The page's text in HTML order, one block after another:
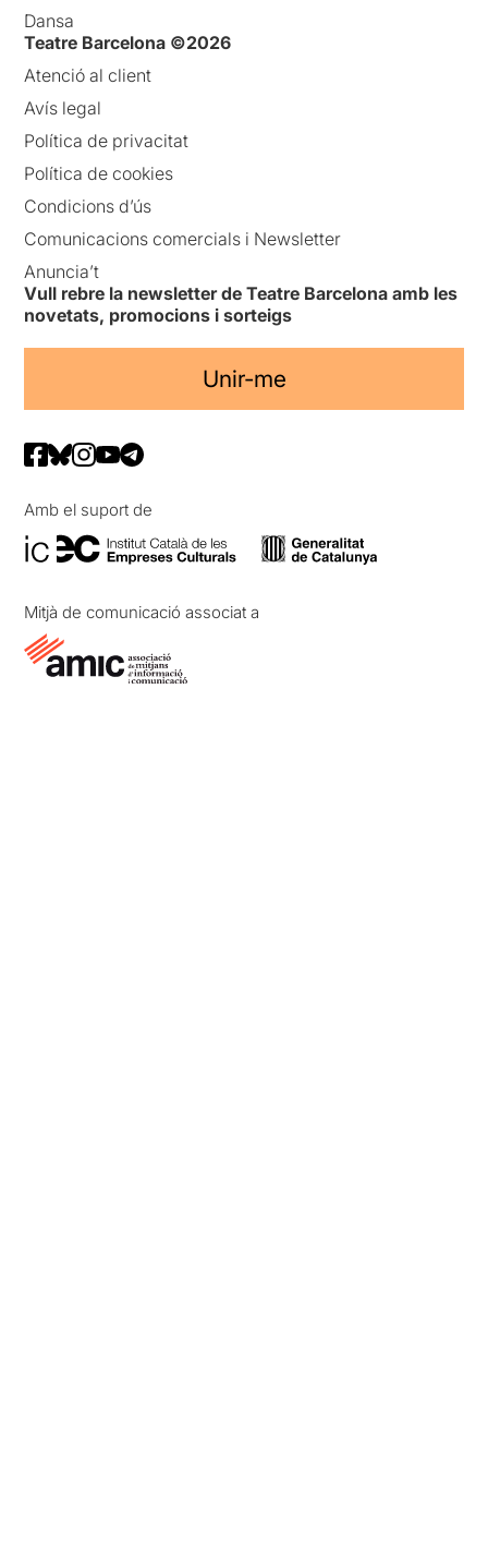
Dansa
Teatre Barcelona ©2026
Atenció al client
Avís legal
Política de privacitat
Política de cookies
Condicions d’ús
Comunicacions comercials i Newsletter
Anuncia’t
Vull rebre la newsletter de Teatre Barcelona amb les
novetats, promocions i sorteigs
Unir-me
Amb el suport de
Mitjà de comunicació associat a